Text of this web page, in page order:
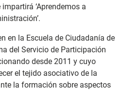
‘Aprendemos a
en la Escuela de Ciudadanía de
del Servicio de Participación
desde 2011 y cuyo
el tejido asociativo de la
la formación sobre aspectos